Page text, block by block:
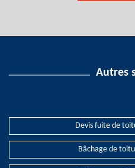
Autres
Devis fuite de
Bâchage de